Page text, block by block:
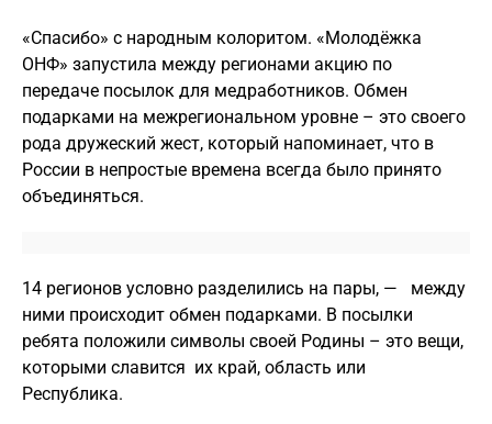
«Спасибо» с народным колоритом. «Молодёжка
ОНФ» запустила между регионами акцию по
передаче посылок для медработников. Обмен
подарками на межрегиональном уровне – это своего
рода дружеский жест, который напоминает, что в
России в непростые времена всегда было принято
объединяться.
14 регионов условно разделились на пары, — между
ними происходит обмен подарками. В посылки
ребята положили символы своей Родины – это вещи,
которыми славится их край, область или
Республика.